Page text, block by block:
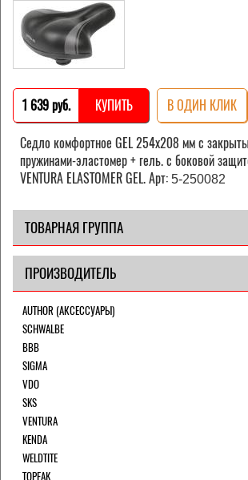
1 639 pуб. КУПИТЬ В ОДИН КЛИК
Седло комфортное GEL 254х208 мм с
пружинами-эластомер + гель. с боковой
VENTURA ELASTOMER GEL. Арт: 5-250082
ТОВАРНАЯ ГРУППА
ПРОИЗВОДИТЕЛЬ
AUTHOR (АКСЕССУАРЫ)
SCHWALBE
BBB
SIGMA
VDO
SKS
VENTURA
KENDA
WELDTITE
TOPEAK